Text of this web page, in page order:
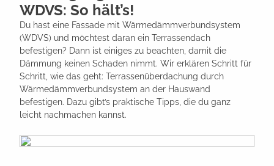
WDVS: So hält’s!
Du hast eine Fassade mit Wärmedämmverbundsystem
(WDVS) und möchtest daran ein Terrassendach
befestigen? Dann ist einiges zu beachten, damit die
Dämmung keinen Schaden nimmt. Wir erklären Schritt für
Schritt, wie das geht: Terrassenüberdachung durch
Wärmedämmverbundsystem an der Hauswand
befestigen. Dazu gibt’s praktische Tipps, die du ganz
leicht nachmachen kannst.